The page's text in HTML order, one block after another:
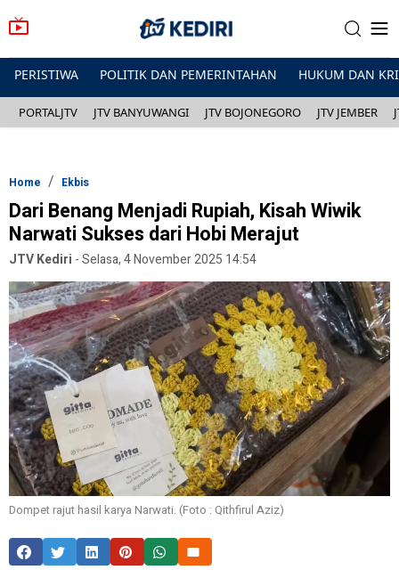
PERISTIWA POLITIK DAN PEMERINTAHAN HUKUM DAN
PORTALJTV JTV BANYUWANGI JTV BOJONEGORO JTV JEMBER
Home Ekbis
Dari Benang Menjadi Rupiah, Kisah Wiwik
Narwati Sukses dari Hobi Merajut
JTV Kediri -Selasa, 4 November 2025 14:54
Dompet rajut hasil karya Narwati. (Foto : Qithfirul Aziz)